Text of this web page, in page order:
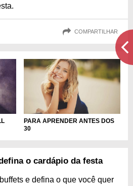
COMPARTILHAR
PARA APRENDER ANTES DOS
30
o cardápio da festa
e defina o que você quer